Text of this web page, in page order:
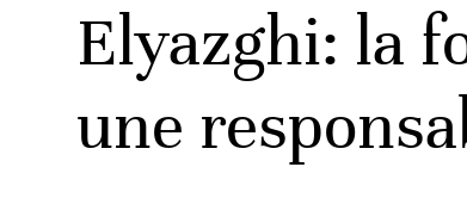
Elyazghi: la
une